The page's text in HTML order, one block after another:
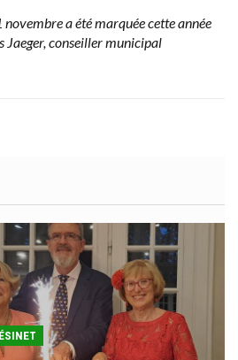
a été marquée cette année
Jaeger, conseiller municipal